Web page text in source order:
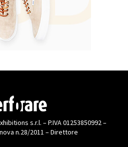
s.r.l. – P.IVA 01253850992 –
n.28/2011 – Direttore